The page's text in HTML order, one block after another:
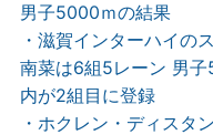
男子5000ｍの結果
・滋賀インターハイの
南菜は6組5レーン 男
内が2組目に登録
・ホクレン・ディス